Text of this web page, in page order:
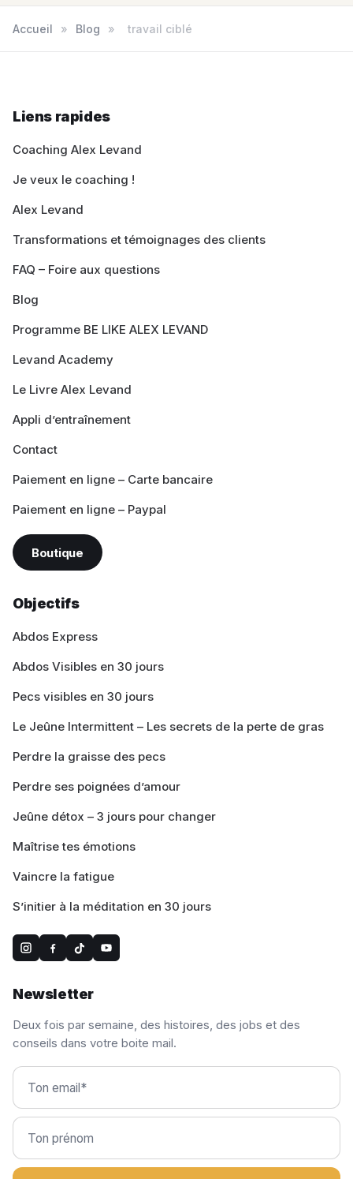
Accueil » Blog » travail ciblé
Liens rapides
Coaching Alex Levand
Je veux le coaching !
Alex Levand
Transformations et témoignages des clients
FAQ – Foire aux questions
Blog
Programme BE LIKE ALEX LEVAND
Levand Academy
Le Livre Alex Levand
Appli d’entraînement
Contact
Paiement en ligne – Carte bancaire
Paiement en ligne – Paypal
Boutique
Objectifs
Abdos Express
Abdos Visibles en 30 jours
Pecs visibles en 30 jours
Le Jeûne Intermittent – Les secrets de la perte de gras
Perdre la graisse des pecs
Perdre ses poignées d’amour
Jeûne détox – 3 jours pour changer
Maîtrise tes émotions
Vaincre la fatigue
S’initier à la méditation en 30 jours
Newsletter
Deux fois par semaine, des histoires, des jobs et des
conseils dans votre boite mail.